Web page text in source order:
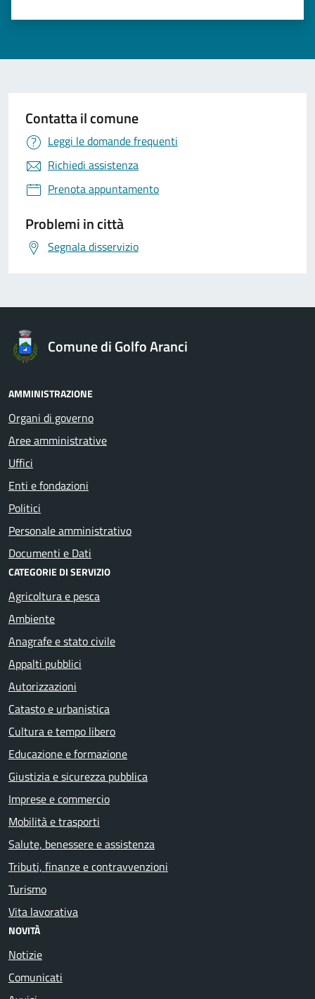
Contatta il comune
Leggi le domande frequenti
Richiedi assistenza
Prenota appuntamento
Problemi in città
Segnala disservizio
Comune di Golfo Aranci
AMMINISTRAZIONE
Organi di governo
Aree amministrative
Uffici
Enti e fondazioni
Politici
Personale amministrativo
Documenti e Dati
CATEGORIE DI SERVIZIO
Agricoltura e pesca
Ambiente
Anagrafe e stato civile
Appalti pubblici
Autorizzazioni
Catasto e urbanistica
Cultura e tempo libero
Educazione e formazione
Giustizia e sicurezza pubblica
Imprese e commercio
Mobilità e trasporti
Salute, benessere e assistenza
Tributi, finanze e contravvenzioni
Turismo
Vita lavorativa
NOVITÀ
Notizie
Comunicati